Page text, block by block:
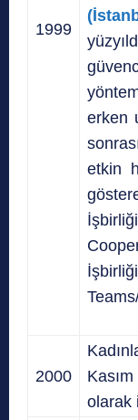
1999
erken
etkin
2000
olarak